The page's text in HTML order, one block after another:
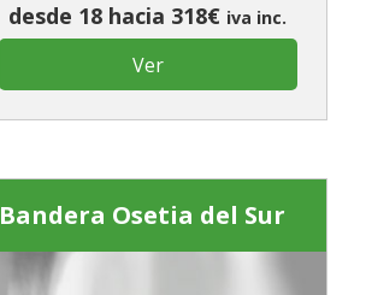
desde 18 hacia 318€ iva inc.
Ver
Bandera Osetia del Sur